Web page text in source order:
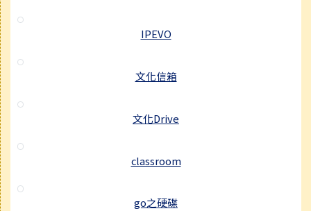
IPEVO
文化信箱
文化Drive
classroom
go之硬碟